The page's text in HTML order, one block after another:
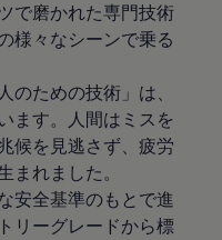
で磨かれた専門技術
様々なシーンで乗る
のための技術」は、
ます。人間はミスを
候を見逃さず、疲労
まれました。
安全基準のもとで進
リーグレードから標